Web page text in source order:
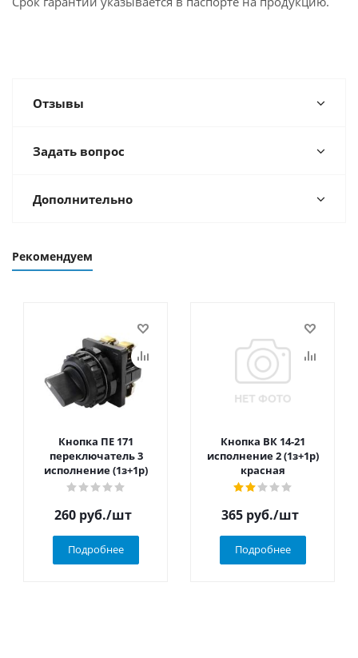
Отзывы
Задать вопрос
Дополнительно
Рекомендуем
Кнопка ПЕ 171
переключатель 3
исполнение (1з+1р)
260 руб./шт
Подробнее
Кнопка ВК 14-21
исполнение 2 (1з+1р)
красная
365 руб./шт
Подробнее